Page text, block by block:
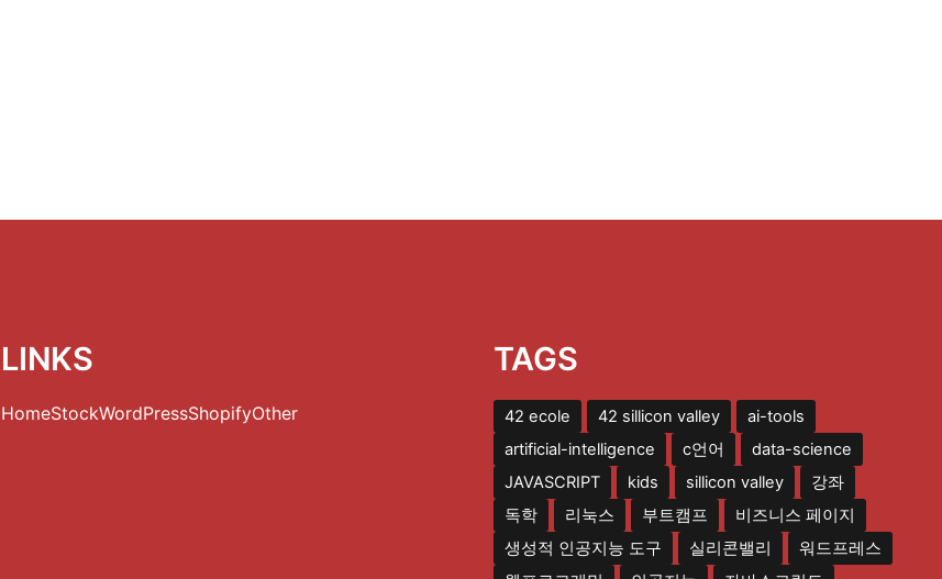
LINKS
HomeStockWordPressShopifyOther
TAGS
42 ecole 42 sillicon valley
ai-tools
artificial-intelligence
c언어
data-science
JAVASCRIPT
kids sillicon valley
강좌
독학
리눅스 부트캠프
비즈니스 페이지
생성적 인공지능 도구
실리콘밸리
워드프레스